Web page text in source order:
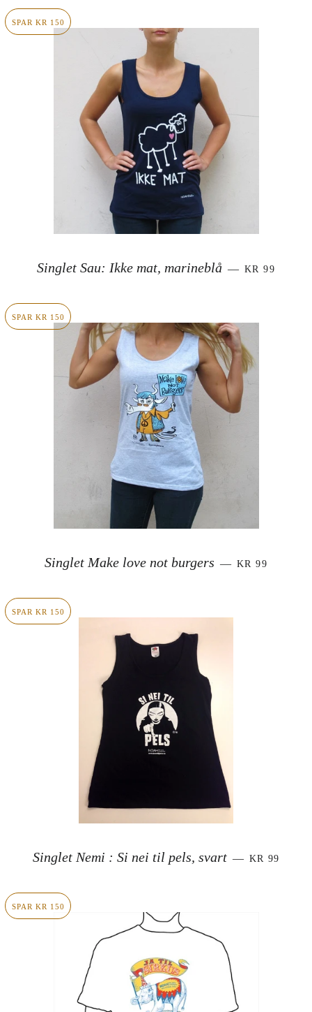
SPAR KR 150
Singlet Sau: Ikke mat, marineblå — SALGSPRIS
KR 99
SPAR KR 150
Singlet Make love not burgers — SALGSPRIS
KR 99
SPAR KR 150
Singlet Nemi : Si nei til pels, svart — SALGSPRIS
KR 99
SPAR KR 150